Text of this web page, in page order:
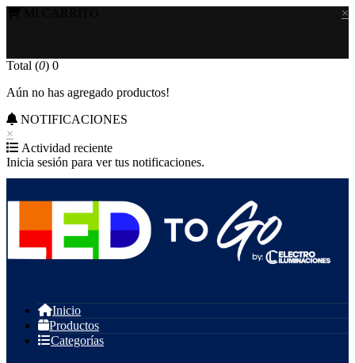
×
Total (0) 0
Aún no has agregado productos!
NOTIFICACIONES
×
Actividad reciente
Inicia sesión para ver tus notificaciones.
Inicio
Productos
Categorías